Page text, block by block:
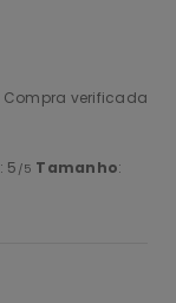
Compra verificada
: 5 /5 Tamanho: